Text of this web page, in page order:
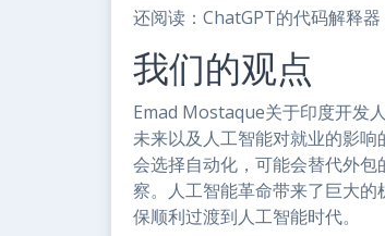
还阅读：ChatGPT的代码解释
我们的观点
Emad Mostaque关于印度开发
未来以及人工智能对就业的影
会选择自动化，可能会替代外
察。人工智能革命带来了巨大
保顺利过渡到人工智能时代。